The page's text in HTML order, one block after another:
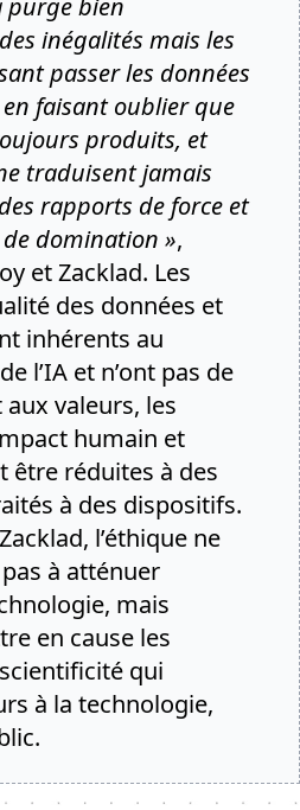
purge bien
inégalités mais les
passer les données
faisant oublier que
produits, et
traduisent jamais
rapports de force et
domination »,
et Zacklad. Les
des données et
inhérents au
l’IA et n’ont pas de
valeurs, les
humain et
être réduites à des
à des dispositifs.
l’éthique ne
à atténuer
mais
en cause les
qui
à la technologie,